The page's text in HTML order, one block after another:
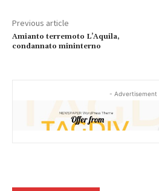
Previous article
Amianto terremoto L’Aquila,
condannato mininterno
- Advertisement